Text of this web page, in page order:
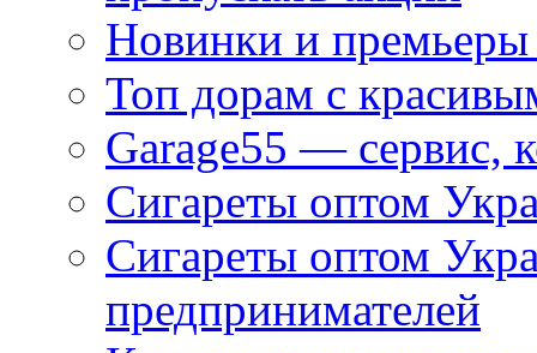
Новинки и
Топ дорам с
Garage55 — сервис,
Сигареты оптом
Сигареты оптом
предпринимателей